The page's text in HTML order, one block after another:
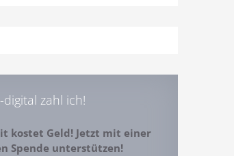
zahl ich!
kostet Geld! Jetzt mit einer
Spende unterstützen!